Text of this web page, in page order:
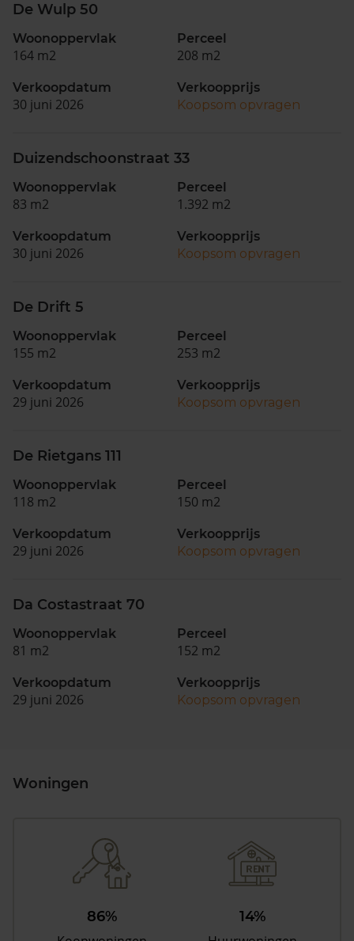
De Wulp 50
Woonoppervlak
164 m2
Perceel
208 m2
Verkoopdatum
30 juni 2026
Verkoopprijs
Koopsom opvragen
Duizendschoonstraat 33
Woonoppervlak
83 m2
Perceel
1.392 m2
Verkoopdatum
30 juni 2026
Verkoopprijs
Koopsom opvragen
De Drift 5
Woonoppervlak
155 m2
Perceel
253 m2
Verkoopdatum
29 juni 2026
Verkoopprijs
Koopsom opvragen
De Rietgans 111
Woonoppervlak
118 m2
Perceel
150 m2
Verkoopdatum
29 juni 2026
Verkoopprijs
Koopsom opvragen
Da Costastraat 70
Woonoppervlak
81 m2
Perceel
152 m2
Verkoopdatum
29 juni 2026
Verkoopprijs
Koopsom opvragen
Woningen
86%
14%